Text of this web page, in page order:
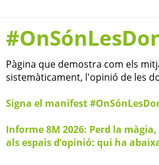
Pàgina que demostra com els
sistemàticament, l'opinió de les
Signa el manifest
Informe 8M 2026: Perd la
als espais d’opinió: qui ha